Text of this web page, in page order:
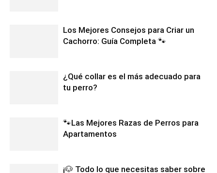
Los Mejores Consejos para Criar un
Cachorro: Guía Completa 🐾
¿Qué collar es el más adecuado para
tu perro?
🐾Las Mejores Razas de Perros para
Apartamentos
¡🐶 Todo lo que necesitas saber sobre